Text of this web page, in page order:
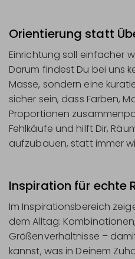
Orientierung statt
Einrichtung soll einfacher
Darum findest Du bei uns
Masse, sondern eine
sicher sein, dass Farben,
Proportionen
Fehlkäufe und hilft Dir,
aufzubauen, statt immer
Inspiration für echte
Im Inspirationsbereich
dem Alltag:
Größenverhältnisse –
kannst, was in Deinem